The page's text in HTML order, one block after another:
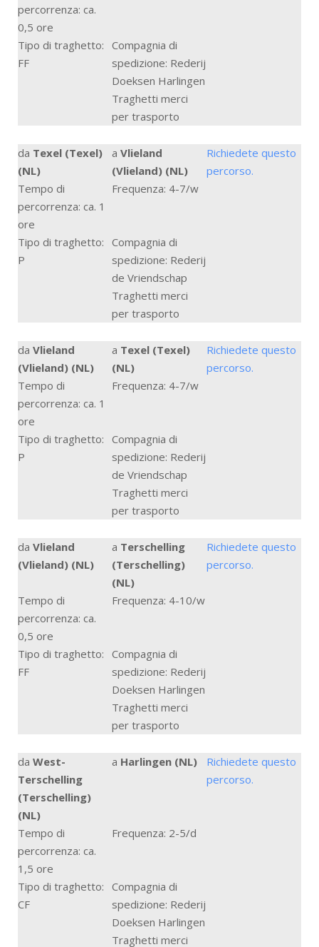
percorrenza: ca.
0,5 ore
Tipo di traghetto:
FF
Compagnia di
spedizione: Rederij
Doeksen Harlingen
Traghetti merci
per trasporto
da Texel (Texel)
(NL)
a Vlieland
(Vlieland) (NL)
Richiedete questo
percorso.
Tempo di
percorrenza: ca. 1
ore
Frequenza: 4-7/w
Tipo di traghetto:
P
Compagnia di
spedizione: Rederij
de Vriendschap
Traghetti merci
per trasporto
da Vlieland
(Vlieland) (NL)
a Texel (Texel)
(NL)
Richiedete questo
percorso.
Tempo di
percorrenza: ca. 1
ore
Frequenza: 4-7/w
Tipo di traghetto:
P
Compagnia di
spedizione: Rederij
de Vriendschap
Traghetti merci
per trasporto
da Vlieland
(Vlieland) (NL)
a Terschelling
(Terschelling)
(NL)
Richiedete questo
percorso.
Tempo di
percorrenza: ca.
0,5 ore
Frequenza: 4-10/w
Tipo di traghetto:
FF
Compagnia di
spedizione: Rederij
Doeksen Harlingen
Traghetti merci
per trasporto
da West-
Terschelling
(Terschelling)
(NL)
a Harlingen (NL)
Richiedete questo
percorso.
Tempo di
percorrenza: ca.
1,5 ore
Frequenza: 2-5/d
Tipo di traghetto:
CF
Compagnia di
spedizione: Rederij
Doeksen Harlingen
Traghetti merci